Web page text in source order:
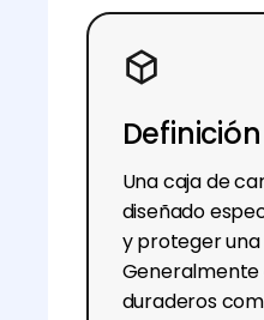
Definición
Una caja de
diseñado
y proteger
duraderos